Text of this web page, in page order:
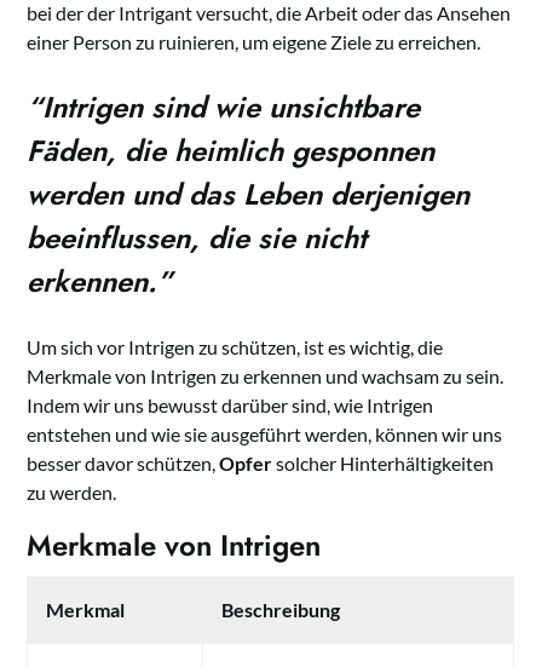
bei der der Intrigant versucht, die Arbeit oder das Ansehen
einer Person zu ruinieren, um eigene Ziele zu erreichen.
“Intrigen sind wie unsichtbare
Fäden, die heimlich gesponnen
werden und das Leben derjenigen
beeinflussen, die sie nicht
erkennen.”
Um sich vor Intrigen zu schützen, ist es wichtig, die
Merkmale von Intrigen zu erkennen und wachsam zu sein.
Indem wir uns bewusst darüber sind, wie Intrigen
entstehen und wie sie ausgeführt werden, können wir uns
besser davor schützen,Opfersolcher Hinterhältigkeiten
zu werden.
Merkmale von Intrigen
Merkmal Beschreibung